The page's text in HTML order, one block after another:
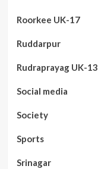
Roorkee UK-17
Ruddarpur
Rudraprayag UK-13
Social media
Society
Sports
Srinagar